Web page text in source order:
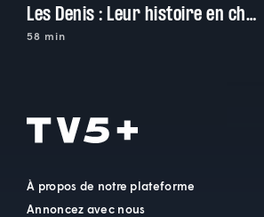
Les Denis : Leur histoire en chansons
58 min
À propos de notre plateforme
Annoncez avec nous